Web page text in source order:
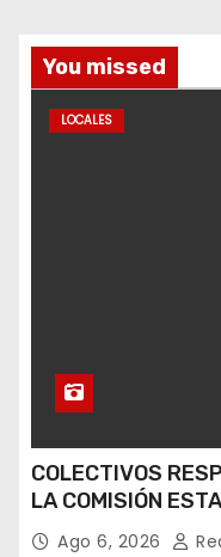
You missed
LOCALES
COLECTIVOS
LA COMISIÓN
PERSONAS.
Ago 6, 2026